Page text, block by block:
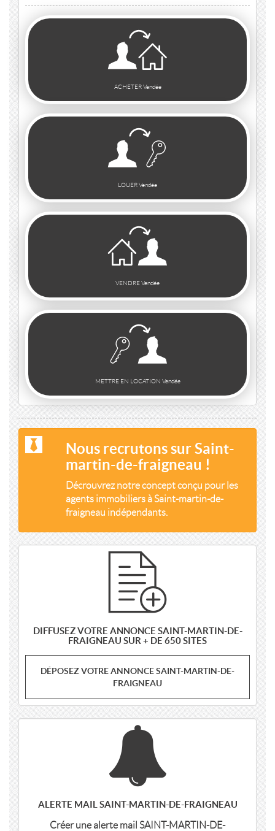
ACHETER Vendée
LOUER Vendée
VENDRE Vendée
METTRE EN LOCATION Vendée
Nous recrutons sur Saint-
martin-de-fraigneau !
Décrouvrez notre concept conçu pour les
agents immobiliers à Saint-martin-de-
fraigneau indépendants.
DIFFUSEZ VOTRE ANNONCE SAINT-MARTIN-DE-
FRAIGNEAU SUR + DE 650 SITES
DÉPOSEZ VOTRE ANNONCE SAINT-MARTIN-DE-
FRAIGNEAU
ALERTE MAIL SAINT-MARTIN-DE-FRAIGNEAU
Créer une alerte mail SAINT-MARTIN-DE-